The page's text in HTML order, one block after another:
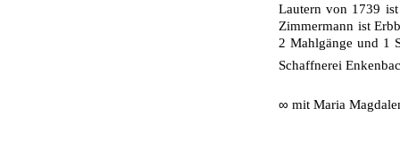
Lautern von 1739
Zimmermann ist
2 Mahlgänge und 1
Schaffnerei
∞ mit Maria